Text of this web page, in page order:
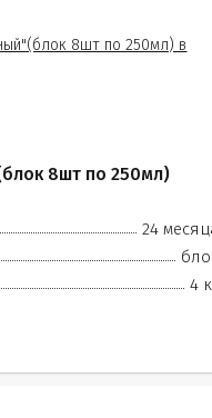
8шт по 250мл)
24
4